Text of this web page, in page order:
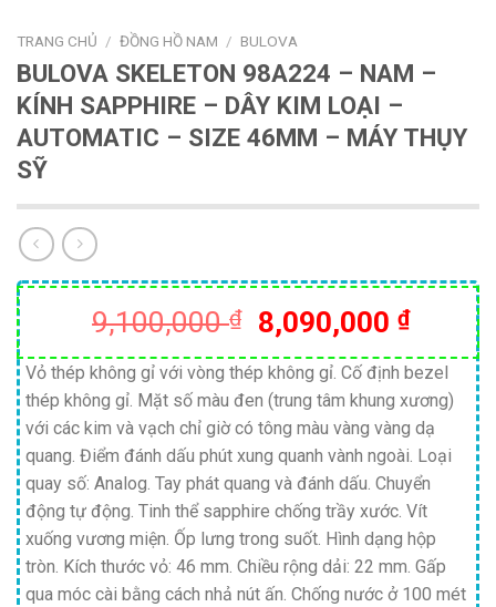
TRANG CHỦ / ĐỒNG HỒ NAM / BULOVA
BULOVA SKELETON 98A224 – NAM –
KÍNH SAPPHIRE – DÂY KIM LOẠI –
AUTOMATIC – SIZE 46MM – MÁY THỤY
SỸ
9,100,000₫
Giá
gốc
là:
9,100,000 ₫.
8,090,000 ₫Giá
hiện
tại
là:
Vỏ thép không gỉ với vòng thép không gỉ. Cố định bezel
thép không gỉ. Mặt số màu đen (trung tâm khung xương)
với các kim và vạch chỉ giờ có tông màu vàng vàng dạ
quang. Điểm đánh dấu phút xung quanh vành ngoài. Loại
quay số: Analog. Tay phát quang và đánh dấu. Chuyển
động tự động. Tinh thể sapphire chống trầy xước. Vít
xuống vương miện. Ốp lưng trong suốt. Hình dạng hộp
tròn. Kích thước vỏ: 46 mm. Chiều rộng dải: 22 mm. Gấp
qua móc cài bằng cách nhả nút ấn. Chống nước ở 100 mét